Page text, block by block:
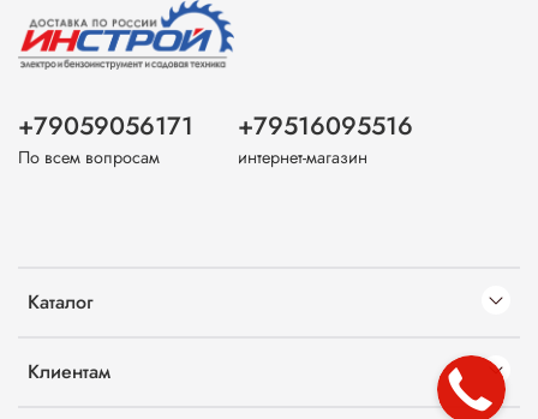
Каталог
Клиентам
+79059056171
По всем вопросам
+79516095516
интернет-магазин